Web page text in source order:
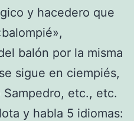
y hacedero que
balón por la misma
sigue en ciempiés,
etc., etc.
y habla 5 idiomas: